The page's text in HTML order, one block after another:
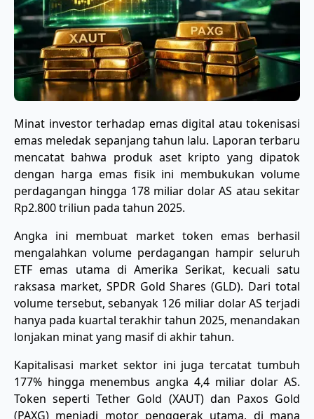
​Minat investor terhadap emas digital atau tokenisasi
emas meledak sepanjang tahun lalu. Laporan terbaru
mencatat bahwa produk aset kripto yang dipatok
dengan harga emas fisik ini membukukan volume
perdagangan hingga 178 miliar dolar AS atau sekitar
Rp2.800 triliun pada tahun 2025.
​Angka ini membuat market token emas berhasil
mengalahkan volume perdagangan hampir seluruh
ETF emas utama di Amerika Serikat, kecuali satu
raksasa market, SPDR Gold Shares (GLD). Dari total
volume tersebut, sebanyak 126 miliar dolar AS terjadi
hanya pada kuartal terakhir tahun 2025, menandakan
lonjakan minat yang masif di akhir tahun.
​Kapitalisasi market sektor ini juga tercatat tumbuh
177% hingga menembus angka 4,4 miliar dolar AS.
Token seperti Tether Gold (XAUT) dan Paxos Gold
(PAXG) menjadi motor penggerak utama, di mana